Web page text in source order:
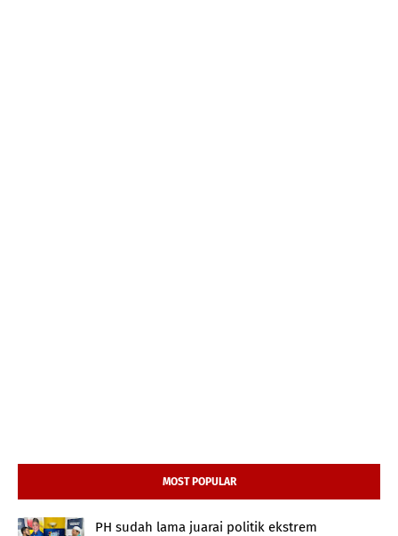
MOST POPULAR
PH sudah lama juarai politik ekstrem